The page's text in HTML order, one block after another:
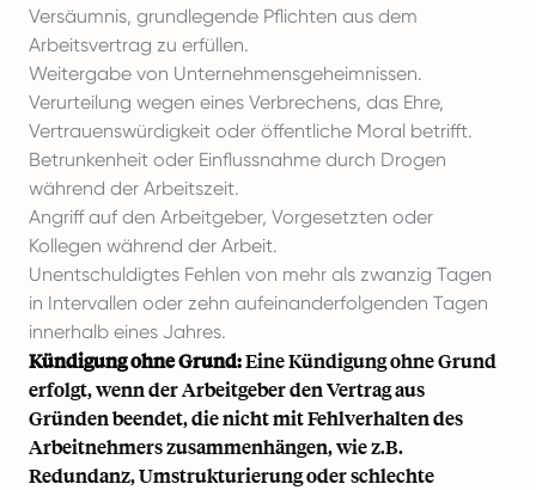
Versäumnis, grundlegende Pflichten aus dem
Arbeitsvertrag zu erfüllen.
Weitergabe von Unternehmensgeheimnissen.
Verurteilung wegen eines Verbrechens, das Ehre,
Vertrauenswürdigkeit oder öffentliche Moral betrifft.
Betrunkenheit oder Einflussnahme durch Drogen
während der Arbeitszeit.
Angriff auf den Arbeitgeber, Vorgesetzten oder
Kollegen während der Arbeit.
Unentschuldigtes Fehlen von mehr als zwanzig Tagen
in Intervallen oder zehn aufeinanderfolgenden Tagen
innerhalb eines Jahres.
Kündigung ohne Grund:Eine Kündigung ohne Grund
erfolgt, wenn der Arbeitgeber den Vertrag aus
Gründen beendet, die nicht mit Fehlverhalten des
Arbeitnehmers zusammenhängen, wie z.B.
Redundanz, Umstrukturierung oder schlechte